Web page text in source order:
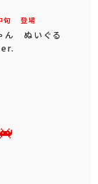
旬 登場
ん ぬいぐる